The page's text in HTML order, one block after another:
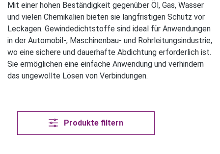
Mit einer hohen Beständigkeit gegenüber Öl, Gas, Wasser
und vielen Chemikalien bieten sie langfristigen Schutz vor
Leckagen. Gewindedichtstoffe sind ideal für Anwendungen
in der Automobil-, Maschinenbau- und Rohrleitungsindustrie,
wo eine sichere und dauerhafte Abdichtung erforderlich ist.
Sie ermöglichen eine einfache Anwendung und verhindern
das ungewollte Lösen von Verbindungen.
Produkte filtern